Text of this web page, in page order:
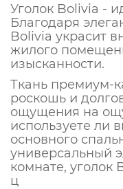
Уголок Bolivia -
Благодаря
Bolivia украсит
жилого
изысканности.
Ткань премиум-
роскошь и
ощущения на
используете ли
основного
универсальный
комнате, уголок
ц